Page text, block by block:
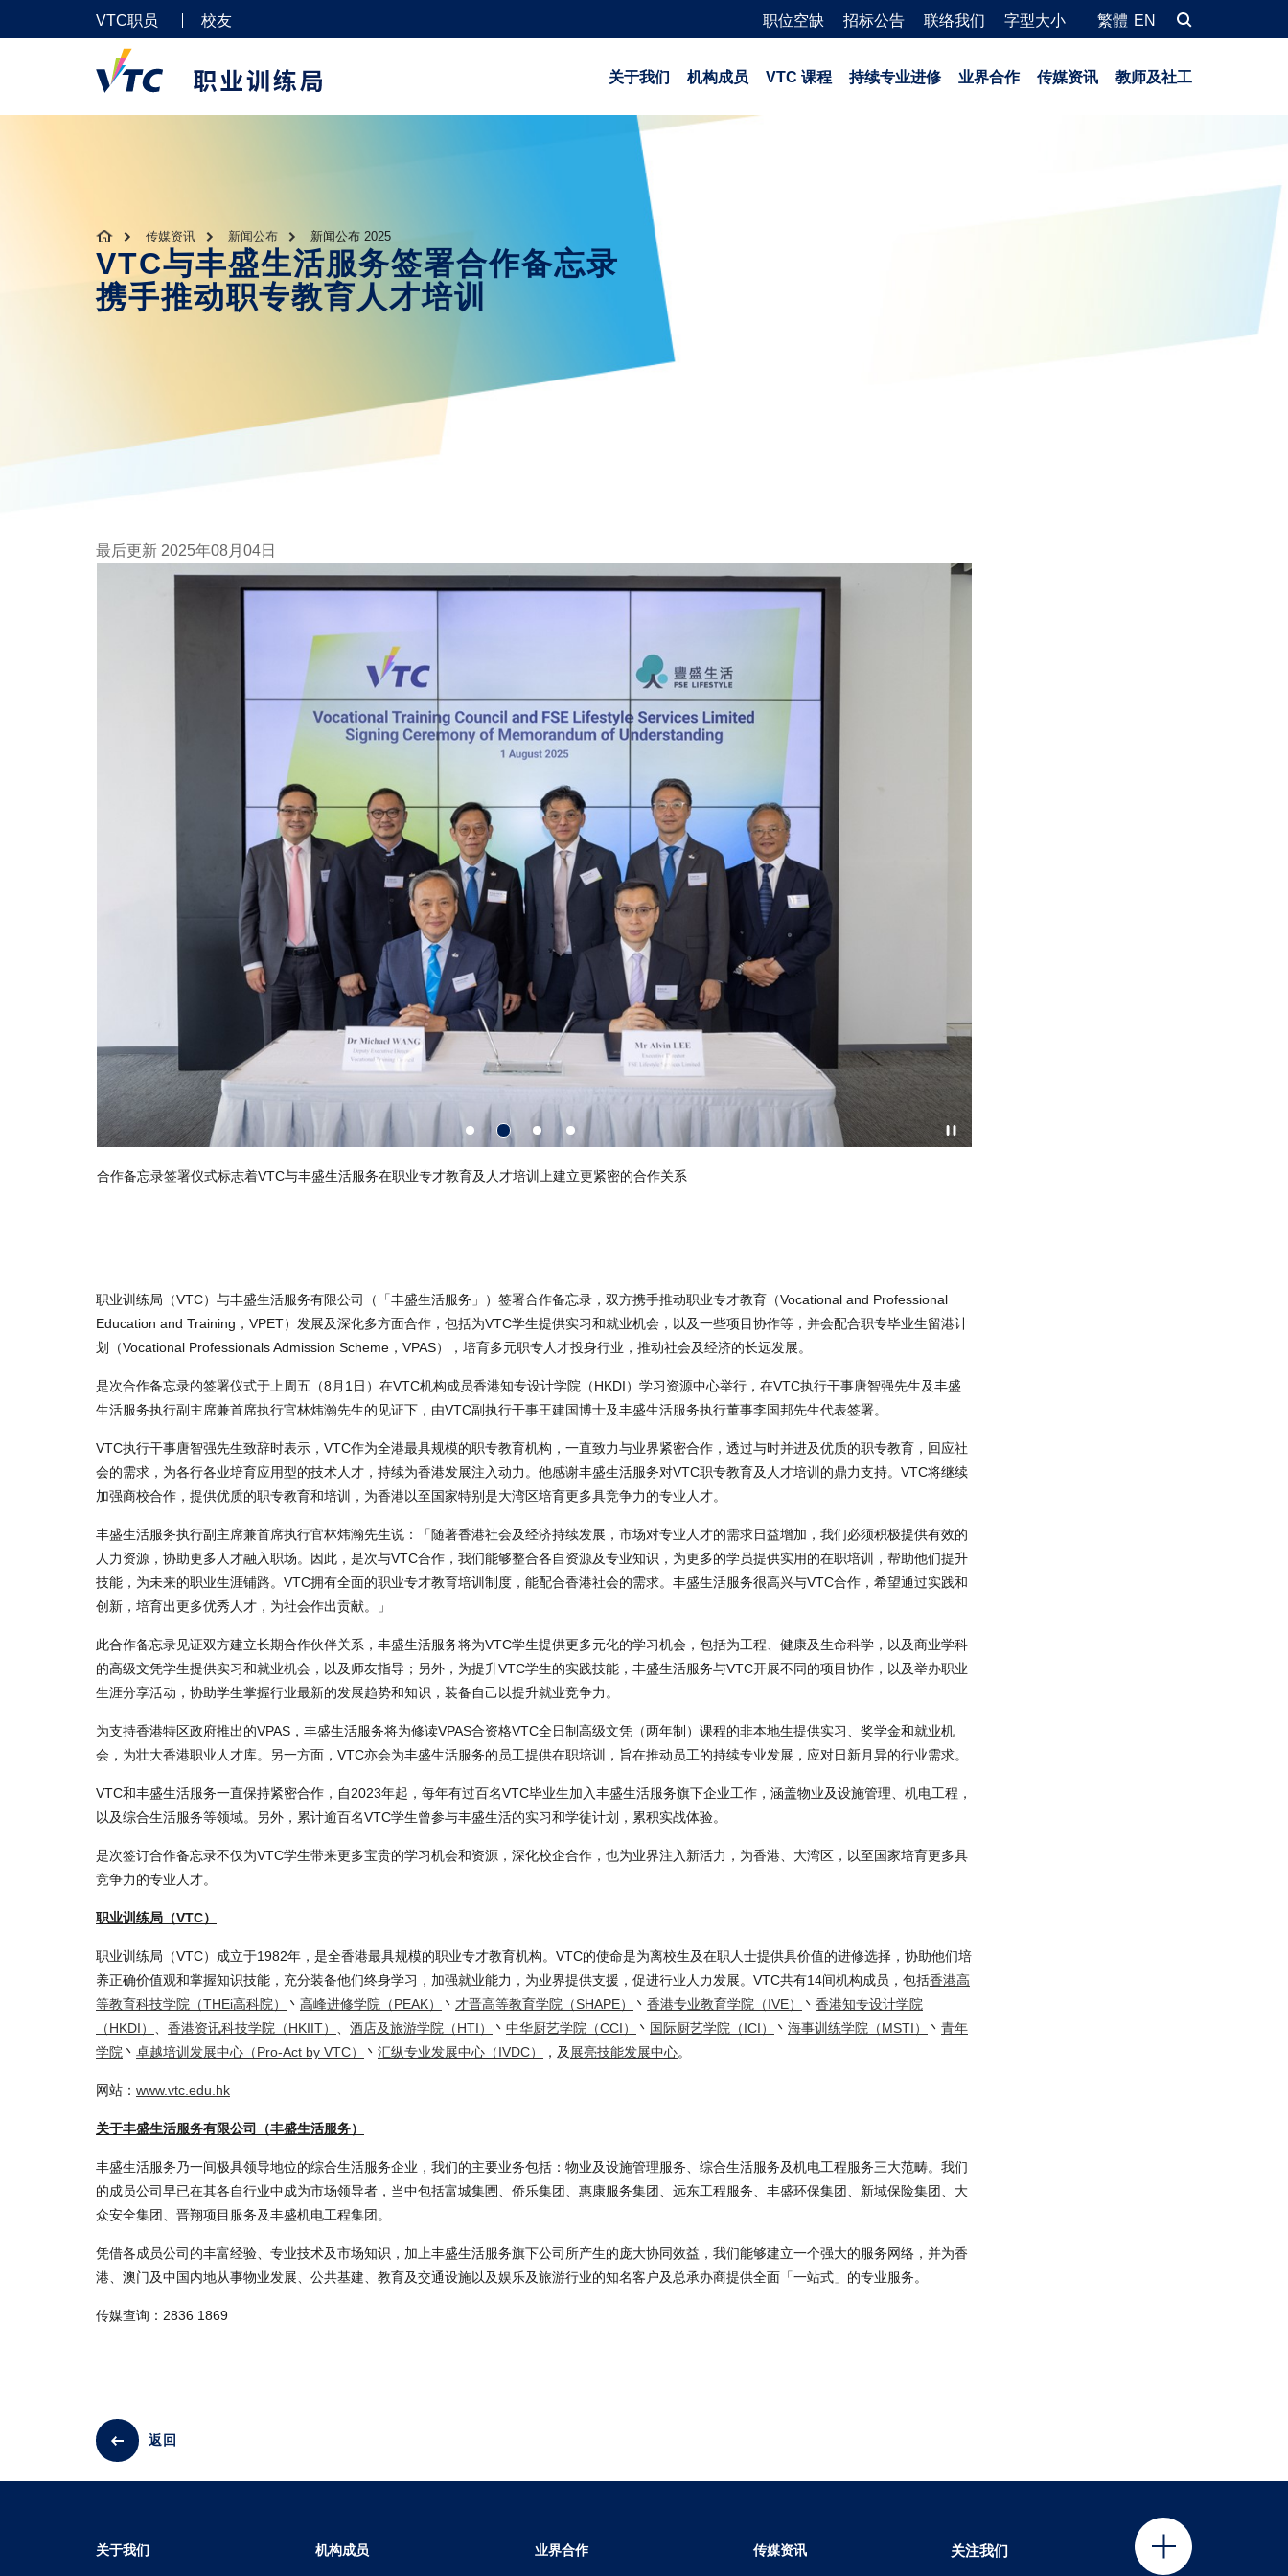
VTC职员 校友 职位空缺 招标公告 联络我们 字型大小 繁體 EN
关于我们 机构成员 VTC 课程 持续专业进修 业界合作 传媒资讯 教师及社工
传媒资讯 新闻公布 新闻公布 2025
VTC与丰盛生活服务签署合作备忘录
携手推动职专教育人才培训
最后更新 2025年08月04日
合作备忘录签署仪式标志着VTC与丰盛生活服务在职业专才教育及人才培训上建立更紧密的合作关系
职业训练局（VTC）与丰盛生活服务有限公司（「丰盛生活服务」）签署合作备忘录，双方携手推动职业专才教育（Vocational and Professional
Education and Training，VPET）发展及深化多方面合作，包括为VTC学生提供实习和就业机会，以及一些项目协作等，并会配合职专毕业生留港计
划（Vocational Professionals Admission Scheme，VPAS），培育多元职专人才投身行业，推动社会及经济的长远发展。
是次合作备忘录的签署仪式于上周五（8月1日）在VTC机构成员香港知专设计学院（HKDI）学习资源中心举行，在VTC执行干事唐智强先生及丰盛
生活服务执行副主席兼首席执行官林炜瀚先生的见证下，由VTC副执行干事王建国博士及丰盛生活服务执行董事李国邦先生代表签署。
VTC执行干事唐智强先生致辞时表示，VTC作为全港最具规模的职专教育机构，一直致力与业界紧密合作，透过与时并进及优质的职专教育，回应社
会的需求，为各行各业培育应用型的技术人才，持续为香港发展注入动力。他感谢丰盛生活服务对VTC职专教育及人才培训的鼎力支持。VTC将继续
加强商校合作，提供优质的职专教育和培训，为香港以至国家特别是大湾区培育更多具竞争力的专业人才。
丰盛生活服务执行副主席兼首席执行官林炜瀚先生说：「随著香港社会及经济持续发展，市场对专业人才的需求日益增加，我们必须积极提供有效的
人力资源，协助更多人才融入职场。因此，是次与VTC合作，我们能够整合各自资源及专业知识，为更多的学员提供实用的在职培训，帮助他们提升
技能，为未来的职业生涯铺路。VTC拥有全面的职业专才教育培训制度，能配合香港社会的需求。丰盛生活服务很高兴与VTC合作，希望通过实践和
创新，培育出更多优秀人才，为社会作出贡献。」
此合作备忘录见证双方建立长期合作伙伴关系，丰盛生活服务将为VTC学生提供更多元化的学习机会，包括为工程、健康及生命科学，以及商业学科
的高级文凭学生提供实习和就业机会，以及师友指导；另外，为提升VTC学生的实践技能，丰盛生活服务与VTC开展不同的项目协作，以及举办职业
生涯分享活动，协助学生掌握行业最新的发展趋势和知识，装备自己以提升就业竞争力。
为支持香港特区政府推出的VPAS，丰盛生活服务将为修读VPAS合资格VTC全日制高级文凭（两年制）课程的非本地生提供实习、奖学金和就业机
会，为壮大香港职业人才库。另一方面，VTC亦会为丰盛生活服务的员工提供在职培训，旨在推动员工的持续专业发展，应对日新月异的行业需求。
VTC和丰盛生活服务一直保持紧密合作，自2023年起，每年有过百名VTC毕业生加入丰盛生活服务旗下企业工作，涵盖物业及设施管理、机电工程，
以及综合生活服务等领域。另外，累计逾百名VTC学生曾参与丰盛生活的实习和学徒计划，累积实战体验。
是次签订合作备忘录不仅为VTC学生带来更多宝贵的学习机会和资源，深化校企合作，也为业界注入新活力，为香港、大湾区，以至国家培育更多具
竞争力的专业人才。
职业训练局（VTC）
职业训练局（VTC）成立于1982年，是全香港最具规模的职业专才教育机构。VTC的使命是为离校生及在职人士提供具价值的进修选择，协助他们培
养正确价值观和掌握知识技能，充分装备他们终身学习，加强就业能力，为业界提供支援，促进行业人力发展。VTC共有14间机构成员，包括香港高
等教育科技学院（THEi高科院）
丶 高峰进修学院（PEAK） 丶 才晋高等教育学院（SHAPE） 丶 香港专业教育学院（IVE） 丶 香港知专设计学院
（HKDI）
香港资讯科技学院（HKIIT） 酒店及旅游学院（HTI） 丶 中华厨艺学院（CCI） 丶 国际厨艺学院（ICI） 丶 海事训练学院（MSTI） 丶 青年
学院 丶 卓越培训发展中心（Pro-Act by VTC） 丶 汇纵专业发展中心（IVDC） ，及 展亮技能发展中心。
网站： www.vtc.edu.hk
关于丰盛生活服务有限公司（丰盛生活服务）
丰盛生活服务乃一间极具领导地位的综合生活服务企业，我们的主要业务包括：物业及设施管理服务、综合生活服务及机电工程服务三大范畴。我们
的成员公司早已在其各自行业中成为市场领导者，当中包括富城集圑、侨乐集团、惠康服务集团、远东工程服务、丰盛环保集团、新域保险集团、大
众安全集团、晋翔项目服务及丰盛机电工程集团。
凭借各成员公司的丰富经验、专业技术及市场知识，加上丰盛生活服务旗下公司所产生的庞大协同效益，我们能够建立一个强大的服务网络，并为香
港、澳门及中国内地从事物业发展、公共基建、教育及交通设施以及娱乐及旅游行业的知名客户及总承办商提供全面「一站式」的专业服务。
传媒查询：2836 1869
返回
关注我们
关于我们 机构成员 业界合作 传媒资讯